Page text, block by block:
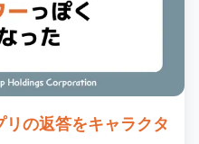
の返答をキャラクタ